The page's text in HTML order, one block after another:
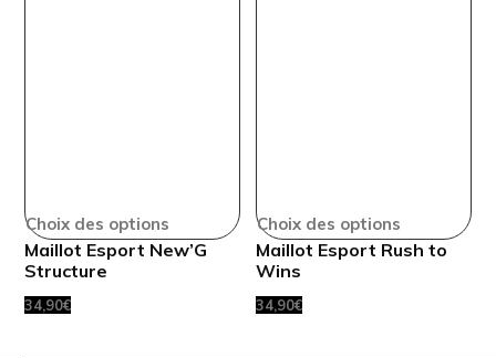
Choix des options
Maillot Esport New’G
Structure
34,90€
Choix des options
Maillot Esport Rush to
Wins
34,90€